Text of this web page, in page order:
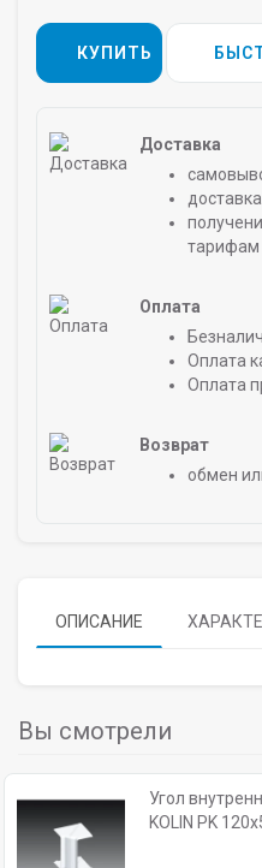
КУПИТЬ
Доставка
тарифам
Оплата
Оплата
Оплата
Возврат
обмен
ОПИСАНИЕ
Вы смотрели
Угол
KOLIN PK